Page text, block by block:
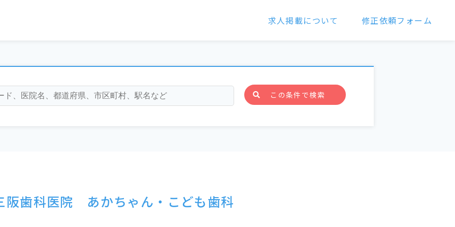
求人掲載について 修正依頼フォーム
この条件で検索
阪歯科医院 あかちゃん・こども歯科